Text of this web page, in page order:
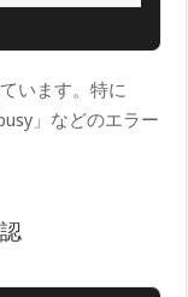
います。特に
」などのエラー